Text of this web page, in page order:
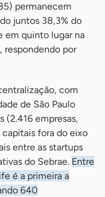
permanecem
juntos 38,3% do
em quinto lugar na
respondendo por
com
de São Paulo
(2.416 empresas,
fora do eixo
entre as startups
do Sebrae. Entre
é a primeira a
640